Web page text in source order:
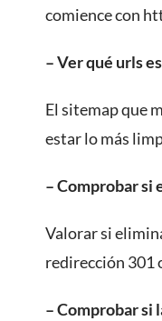
comience con
– Ver qué urls
El sitemap que
estar lo más
– Comprobar si
Valorar si
redirección 301
– Comprobar si